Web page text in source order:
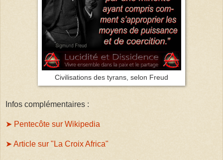
Civilisations des tyrans, selon Freud
Infos complémentaires :
➤ Pentecôte sur Wikipedia
➤ Article sur "La Croix Africa"